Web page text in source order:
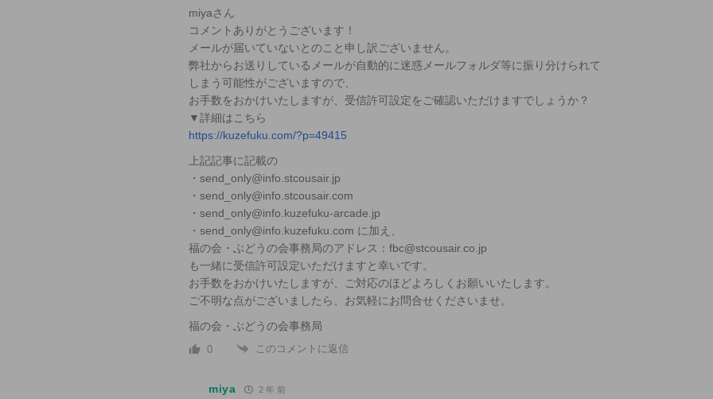
miyaさん
コメントありがとうございます！
メールが届いていないとのこと申し訳ございません。
弊社からお送りしているメールが自動的に迷惑メールフォルダ等に振り分けられて
しまう可能性がございますので、
お手数をおかけいたしますが、受信許可設定をご確認いただけますでしょうか？
▼詳細はこちら
https://kuzefuku.com/?p=49415
上記記事に記載の
・send_only@info.stcousair.jp
・send_only@info.stcousair.com
・send_only@info.kuzefuku-arcade.jp
・send_only@info.kuzefuku.com に加え、
福の会・ぶどうの会事務局のアドレス：fbc@stcousair.co.jp
も一緒に受信許可設定いただけますと幸いです。
お手数をおかけいたしますが、ご対応のほどよろしくお願いいたします。
ご不明な点がございましたら、お気軽にお問合せくださいませ。
福の会・ぶどうの会事務局
0 このコメントに返信
miya 2 年 前